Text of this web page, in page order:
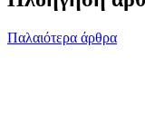
Παλαιότερα άρθρα